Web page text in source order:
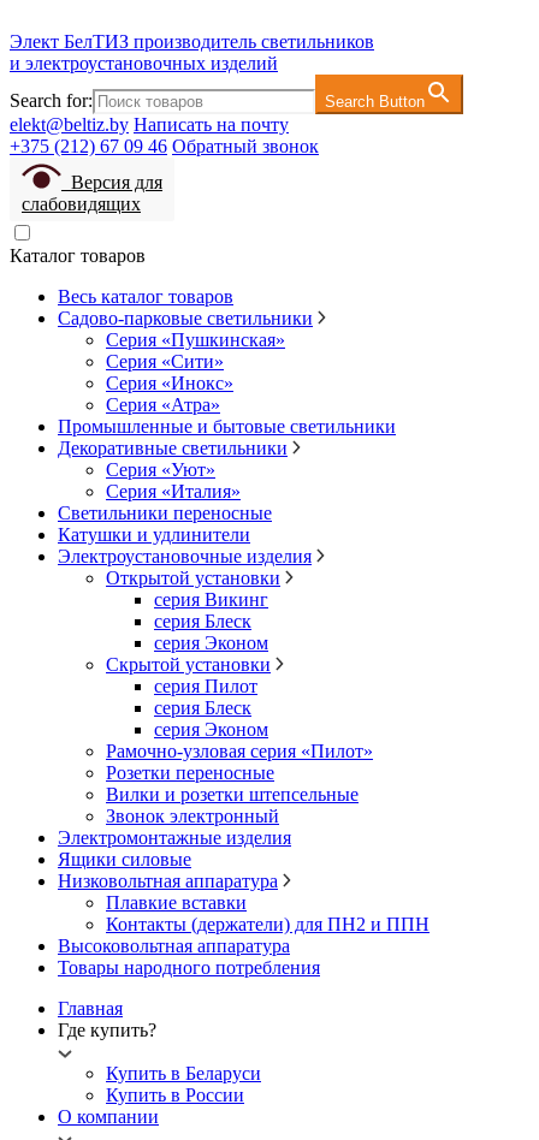
Элект БелТИЗ производитель светильников
и электроустановочных изделий
Search for:
Search Button
elekt@beltiz.by Написать на почту
+375 (212) 67 09 46 Обратный звонок
Версия для
слабовидящих
Каталог товаров
Весь каталог товаров
Садово-парковые светильники
Серия «Пушкинская»
Серия «Сити»
Серия «Инокс»
Серия «Атра»
Промышленные и бытовые светильники
Декоративные светильники
Серия «Уют»
Серия «Италия»
Светильники переносные
Катушки и удлинители
Электроустановочные изделия
Открытой установки
серия Викинг
серия Блеск
серия Эконом
Скрытой установки
серия Пилот
серия Блеск
серия Эконом
Рамочно-узловая серия «Пилот»
Розетки переносные
Вилки и розетки штепсельные
Звонок электронный
Электромонтажные изделия
Ящики силовые
Низковольтная аппаратура
Плавкие вставки
Контакты (держатели) для ПН2 и ППН
Высоковольтная аппаратура
Товары народного потребления
Главная
Где купить?
Купить в Беларуси
Купить в России
О компании